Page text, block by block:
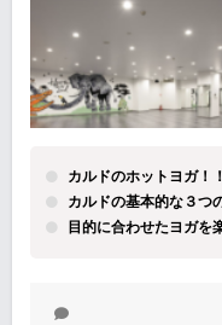
カルドのホットヨガ！！
カルドの基本的な３つ
目的に合わせたヨガを